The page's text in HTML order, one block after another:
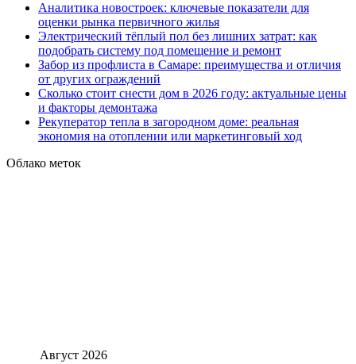
Аналитика новостроек: ключевые показатели для
оценки рынка первичного жилья
Электрический тёплый пол без лишних затрат: как
подобрать систему под помещение и ремонт
Забор из профлиста в Самаре: преимущества и отличия
от других ограждений
Сколько стоит снести дом в 2026 году: актуальные цены
и факторы демонтажа
Рекуператор тепла в загородном доме: реальная
экономия на отоплении или маркетинговый ход
Облако меток
Август 2026